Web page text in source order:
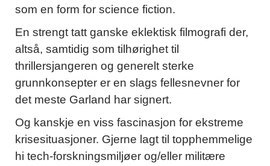
som en form for science fiction.
En strengt tatt ganske eklektisk filmografi der,
altså, samtidig som tilhørighet til
thrillersjangeren og generelt sterke
grunnkonsepter er en slags fellesnevner for
det meste Garland har signert.
Og kanskje en viss fascinasjon for ekstreme
krisesituasjoner. Gjerne lagt til topphemmelige
hi tech-forskningsmiljøer og/eller militære